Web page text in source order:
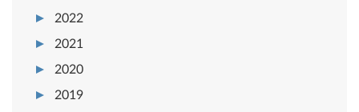
2022
2021
2020
2019